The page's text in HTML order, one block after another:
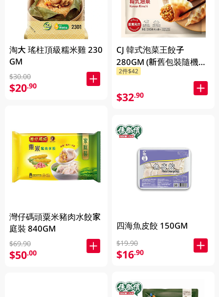
淘大 瑤柱頂級糯米雞 230
GM
$30.00
$20.90
灣仔碼頭粟米豬肉水餃家
庭裝 840GM
$69.90
$50.00
CJ 韓式泡菜王餃子
280GM (新舊包裝隨機發
貨)
2件$42
$32.90
四海魚皮餃 150GM
$19.90
$16.90